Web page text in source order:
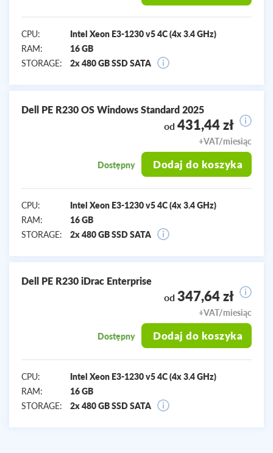
CPU:
Intel Xeon E3-1230 v5 4C (4x 3.4 GHz)
RAM:
16 GB
STORAGE:
2x 480 GB SSD SATA
Dell PE R230 OS Windows Standard 2025
CPU:
Intel Xeon E3-1230 v5 4C (4x 3.4 GHz)
RAM:
16 GB
STORAGE:
2x 480 GB SSD SATA
od 431,44 zł
+VAT/miesiąc
Dostępny Dodaj do koszyka
Dell PE R230 iDrac Enterprise
CPU:
Intel Xeon E3-1230 v5 4C (4x 3.4 GHz)
RAM:
16 GB
STORAGE:
2x 480 GB SSD SATA
od 347,64 zł
+VAT/miesiąc
Dostępny Dodaj do koszyka